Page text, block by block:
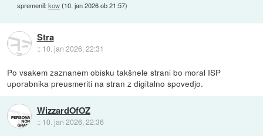
spremenil:kow(10. jan 2026 ob 21:57)
Stra
:: 10. jan 2026, 22:31
Po vsakem zaznanem obisku takšnele strani bo moral ISP
uporabnika preusmeriti na stran z digitalno spovedjo.
WizzardOfOZ
:: 10. jan 2026, 22:36